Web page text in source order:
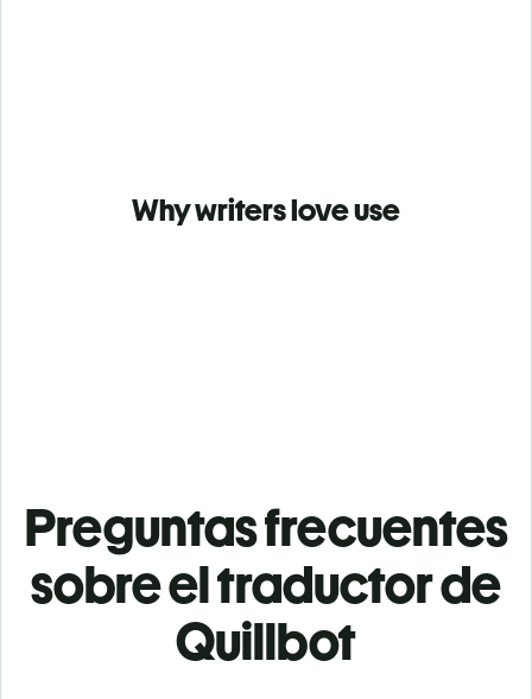
Why writers love use
Preguntas frecuentes
sobre el traductor de
Quillbot